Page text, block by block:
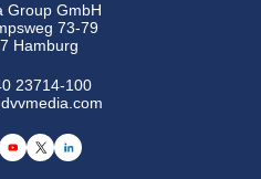
Group GmbH
73-79
Hamburg
23714-100